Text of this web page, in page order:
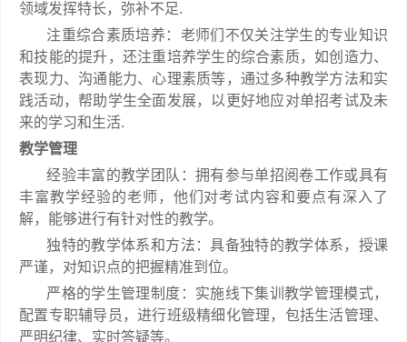
领域发挥特长，弥补不足.
注重综合素质培养：老师们不仅关注学生的专业知识
和技能的提升，还注重培养学生的综合素质，如创造力、
表现力、沟通能力、心理素质等，通过多种教学方法和实
践活动，帮助学生全面发展，以更好地应对单招考试及未
来的学习和生活.
教学管理
经验丰富的教学团队：拥有参与单招阅卷工作或具有
丰富教学经验的老师，他们对考试内容和要点有深入了
解，能够进行有针对性的教学。
独特的教学体系和方法：具备独特的教学体系，授课
严谨，对知识点的把握精准到位。
严格的学生管理制度：实施线下集训教学管理模式，
配置专职辅导员，进行班级精细化管理，包括生活管理、
严明纪律、实时答疑等。